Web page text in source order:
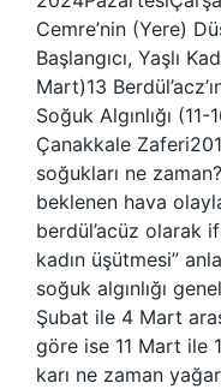
Cemre’nin (Yere)
Başlangıcı, Yaşlı
Mart)13
Soğuk Algınlığı
Çanakkale
soğukları ne
beklenen hava
berdül’acüz olarak
kadın üşütmesi”
soğuk algınlığı
Şubat ile 4 Mart
göre ise 11 Mart ile
karı ne zaman